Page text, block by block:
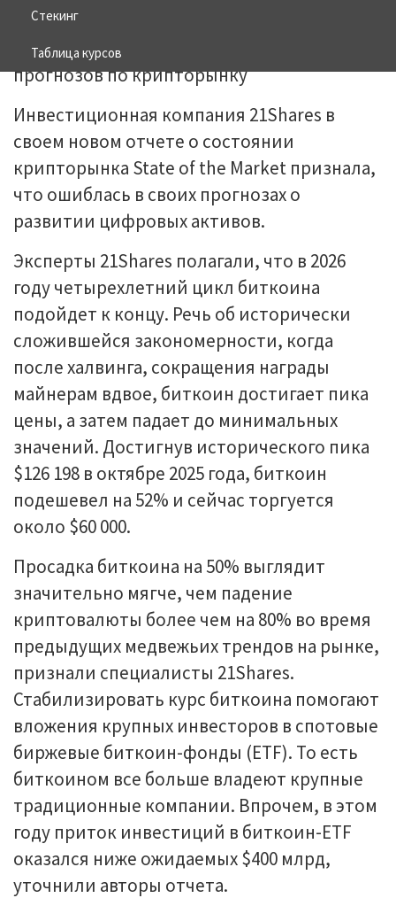
Стекинг
Таблица курсов
Инвестиционная компания 21Shares в
своем новом отчете о состоянии
крипторынка State of the Market признала,
что ошиблась в своих прогнозах о
развитии цифровых активов.
Эксперты 21Shares полагали, что в 2026
году четырехлетний цикл биткоина
подойдет к концу. Речь об исторически
сложившейся закономерности, когда
после халвинга, сокращения награды
майнерам вдвое, биткоин достигает пика
цены, а затем падает до минимальных
значений. Достигнув исторического пика
$126 198 в октябре 2025 года, биткоин
подешевел на 52% и сейчас торгуется
около $60 000.
Просадка биткоина на 50% выглядит
значительно мягче, чем падение
криптовалюты более чем на 80% во время
предыдущих медвежьих трендов на рынке,
признали специалисты 21Shares.
Стабилизировать курс биткоина помогают
вложения крупных инвесторов в спотовые
биржевые биткоин-фонды (ETF). То есть
биткоином все больше владеют крупные
традиционные компании. Впрочем, в этом
году приток инвестиций в биткоин-ETF
оказался ниже ожидаемых $400 млрд,
уточнили авторы отчета.